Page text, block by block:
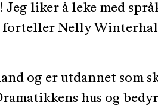
liker å leke med
forteller Nelly
og er utdannet som
hus og